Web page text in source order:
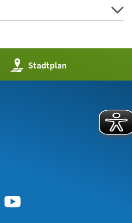
Stadtplan
(Öffnet
in
einem